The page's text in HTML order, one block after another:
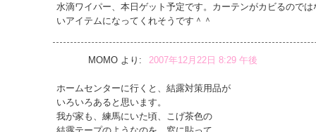
水滴ワイパー、本日ゲット予定です。カーテンがカビるので
いアイテムになってくれそうです＾＾
MOMO より: 2007年12月22日 8:29 午後
ホームセンターに行くと、結露対策用品が
いろいろあると思います。
我が家も、練馬にいた頃、こげ茶色の